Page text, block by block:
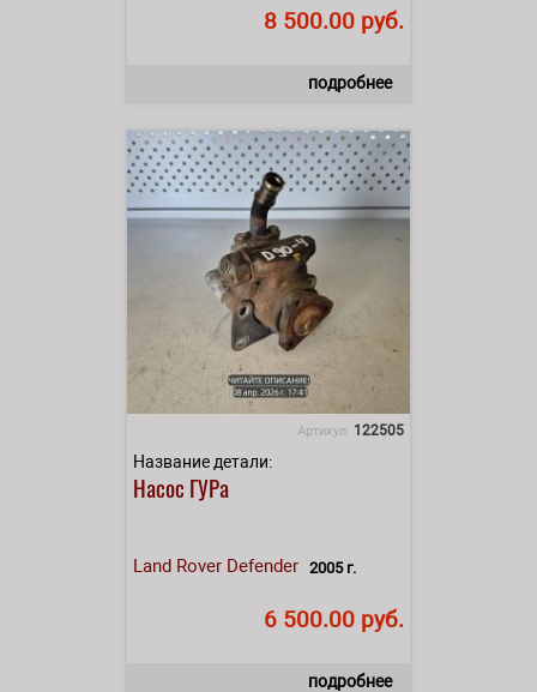
8 500.00 руб.
подробнее
Артикул: 122505
Название детали:
Насос ГУРа
Land Rover Defender 2005 г.
6 500.00 руб.
подробнее